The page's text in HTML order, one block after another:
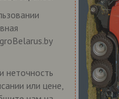
неточность
или цене,